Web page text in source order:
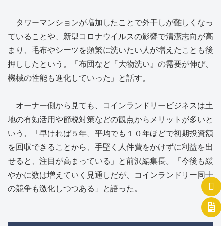
タワーマンションが増加したことで外干しが難しくなっ
ていることや、新型コロナウイルスの影響で清潔志向が高
まり、毛布やシーツを頻繁に洗いたい人が増えたことも後
押ししたという。「布団など『大物洗い』の需要が伸び、
機械の性能も進化していった」と話す。
オーナー側から見ても、コインランドリービジネスは土
地の有効活用や節税対策などの観点からメリットが多いと
いう。「早ければ５年、平均でも１０年ほどで初期投資額
を回収できることから、手堅く人件費をかけずに利益を出
せると、注目が高まっている」と前沢編集長。「今後も緩
やかに数は増えていく見通しだが、コインランドリー同士
の競争も激化しつつある」と語った。